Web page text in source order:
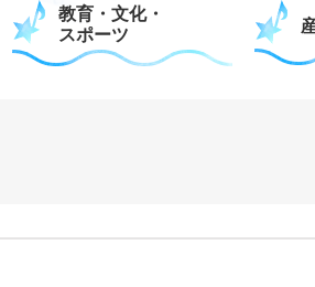
教育・文化・
スポーツ